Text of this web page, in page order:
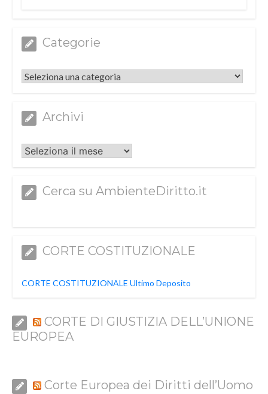
Categorie
Categorie
Archivi
Archivi
Cerca su AmbienteDiritto.it
CORTE COSTITUZIONALE
CORTE COSTITUZIONALE Ultimo Deposito
CORTE DI GIUSTIZIA DELL’UNIONE
EUROPEA
Corte Europea dei Diritti dell’Uomo